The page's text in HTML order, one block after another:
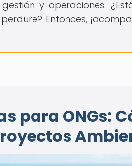
y operaciones.
Entonces,
para ONGs: